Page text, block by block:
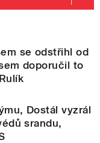
se odstřihl od
doporučil to
Dostál vyzrál
srandu,